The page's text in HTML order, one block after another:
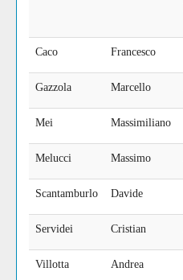
Caco Francesco
Gazzola Marcello
Mei Massimiliano
Melucci Massimo
Scantamburlo Davide
Servidei Cristian
Villotta Andrea